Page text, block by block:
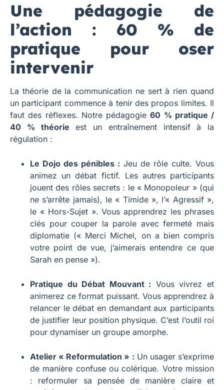
Une pédagogie de
l’action : 60 % de
pratique pour oser
intervenir
La théorie de la communication ne sert à rien quand
un participant commence à tenir des propos limites. Il
faut des réflexes. Notre pédagogie60 % pratique /
40 % théorie est un entraînement intensif à la
régulation :
Le Dojo des pénibles : Jeu de rôle culte. Vous
animez un débat fictif. Les autres participants
jouent des rôles secrets : le « Monopoleur » (qui
ne s’arrête jamais), le « Timide », l’« Agressif »,
le « Hors-Sujet ». Vous apprendrez les phrases
clés pour couper la parole avec fermeté mais
diplomatie (« Merci Michel, on a bien compris
votre point de vue, j’aimerais entendre ce que
Sarah en pense »).
Pratique du Débat Mouvant : Vous vivrez et
animerez ce format puissant. Vous apprendrez à
relancer le débat en demandant aux participants
de justifier leur position physique. C’est l’outil roi
pour dynamiser un groupe amorphe.
Atelier « Reformulation » : Un usager s’exprime
de manière confuse ou colérique. Votre mission
: reformuler sa pensée de manière claire et